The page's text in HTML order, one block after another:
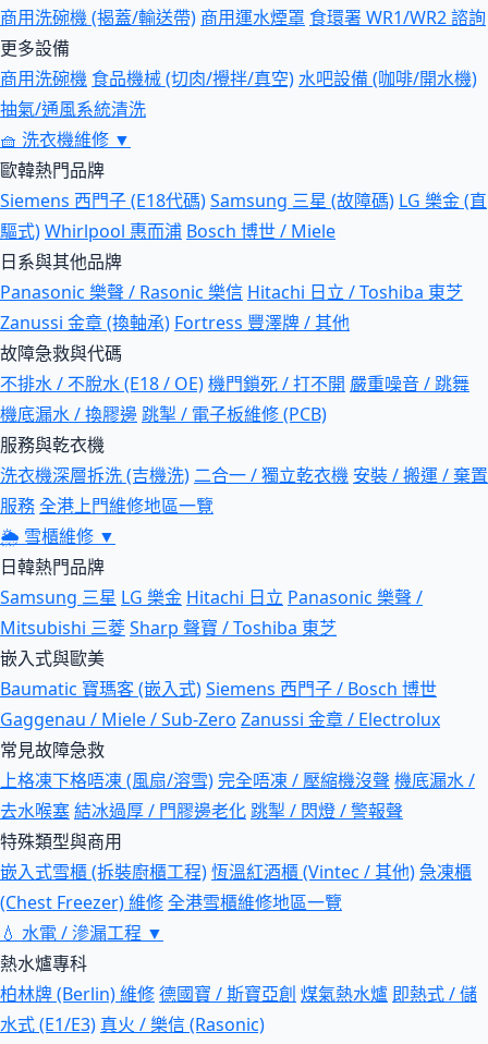
商用洗碗機 (揭蓋/輸送帶) 商用運水煙罩 食環署 WR1/WR2 諮詢
更多設備
商用洗碗機 食品機械 (切肉/攪拌/真空)水吧設備 (咖啡/開水機)
抽氣/通風系統清洗
🧺 洗衣機維修 ▼
歐韓熱門品牌
Siemens 西門子 (E18代碼)Samsung 三星 (故障碼) LG 樂金 (直
驅式)Whirlpool 惠而浦 Bosch 博世 / Miele
日系與其他品牌
Panasonic 樂聲 / Rasonic 樂信 Hitachi 日立 / Toshiba 東芝
Zanussi 金章 (換軸承) Fortress 豐澤牌 / 其他
故障急救與代碼
不排水 / 不脫水 (E18 / OE)機門鎖死 / 打不開 嚴重噪音 / 跳舞
機底漏水 / 換膠邊跳掣 / 電子板維修 (PCB)
服務與乾衣機
洗衣機深層拆洗 (吉機洗) 二合一 / 獨立乾衣機 安裝 / 搬運 / 棄置
服務全港上門維修地區一覽
🌦 雪櫃維修 ▼
日韓熱門品牌
Samsung 三星 LG 樂金 Hitachi 日立 Panasonic 樂聲 /
Mitsubishi 三菱Sharp 聲寶 / Toshiba 東芝
嵌入式與歐美
Baumatic 寶瑪客 (嵌入式)Siemens 西門子 / Bosch 博世
Gaggenau / Miele / Sub-Zero Zanussi 金章 / Electrolux
常見故障急救
上格凍下格唔凍 (風扇/溶雪)完全唔凍 / 壓縮機沒聲 機底漏水 /
去水喉塞結冰過厚 / 門膠邊老化跳掣 / 閃燈 / 警報聲
特殊類型與商用
嵌入式雪櫃 (拆裝廚櫃工程)恆溫紅酒櫃 (Vintec / 其他)急凍櫃
(Chest Freezer) 維修全港雪櫃維修地區一覽
💧 水電 / 滲漏工程 ▼
熱水爐專科
柏林牌 (Berlin) 維修德國寶 / 斯寶亞創 煤氣熱水爐 即熱式 / 儲
水式 (E1/E3) 真火 / 樂信 (Rasonic)